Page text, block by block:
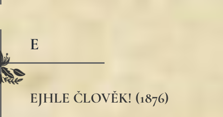
E
EJHLE ČLOVĚK! (1876)